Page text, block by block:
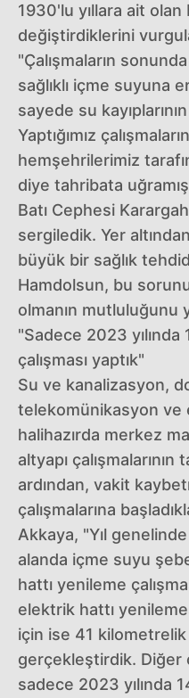
1930'lu yıllara ait olan
değiştirdiklerini
"Çalışmaların
sağlıklı içme suyuna
sayede su
Yaptığımız
hemşehrilerimiz
diye tahribata
Batı Cephesi
sergiledik. Yer
büyük bir sağlık
Hamdolsun, bu
olmanın mutluluğunu
"Sadece 2023
çalışması yaptık"
Su ve kanalizasyon,
telekomünikasyon ve
halihazırda merkez
altyapı çalışmalarının
ardından, vakit
çalışmalarına
Akkaya, "Yıl
alanda içme suyu
hattı yenileme
elektrik hattı
için ise 41 kilometrelik
gerçekleştirdik. Diğer
sadece 2023 yılında